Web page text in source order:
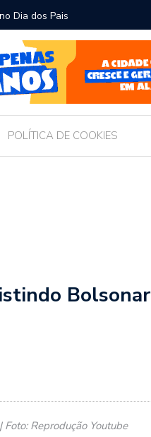
Dia dos Pais
POLÍTICA DE COOKIES
Reprodução Youtube